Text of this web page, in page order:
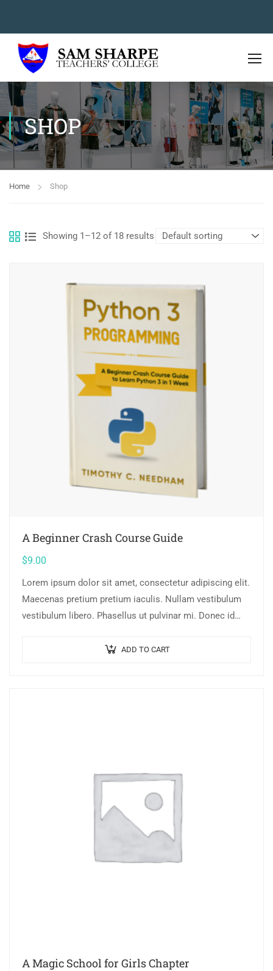
SHOP
Home Shop
Showing 1–12 of 18 results
A Beginner Crash Course Guide
$9.00
Lorem ipsum dolor sit amet, consectetur adipiscing elit.
Maecenas pretium pretium iaculis. Nullam vestibulum
vestibulum libero. Phasellus ut pulvinar mi. Donec id
ADD TO CART
A Magic School for Girls Chapter